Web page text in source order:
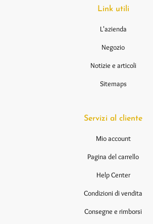
Link utili
L'azienda
Negozio
Notizie e articoli
Sitemaps
Servizi al cliente
Mio account
Pagina del carrello
Help Center
Condizioni di vendita
Consegne e rimborsi